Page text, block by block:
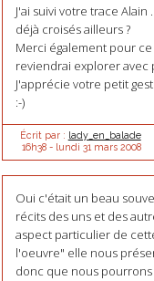
J'ai suivi votre trace
déjà croisés ailleurs ?
Merci également pour
reviendrai explorer avec
J'apprécie votre petit
:-)
Écrit par : lady_en_balade
16h38- lundi 31 mars 2008
Oui c'était un beau
récits des uns et des
aspect particulier de
l'oeuvre" elle nous
donc que nous